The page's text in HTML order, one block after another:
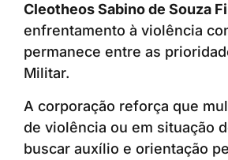
Cleotheos Sabino de Souza
enfrentamento à violência
permanece entre as
Militar.
A corporação reforça que
de violência ou em situação
buscar auxílio e orientação